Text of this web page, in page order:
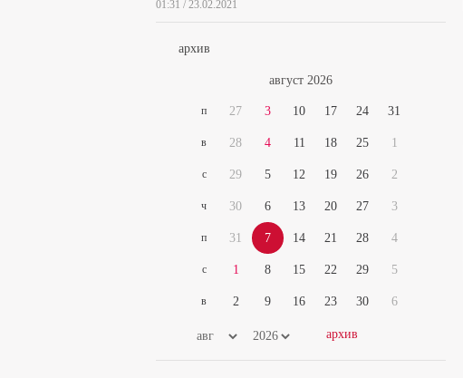
01:31 / 23.02.2021
архив
август 2026
п
в
с
ч
п
с
в
27
28
29
30
31
1
2
3
4
5
6
7
8
9
10
11
12
13
14
15
16
17
18
19
20
21
22
23
24
25
26
27
28
29
30
31
1
2
3
4
5
6